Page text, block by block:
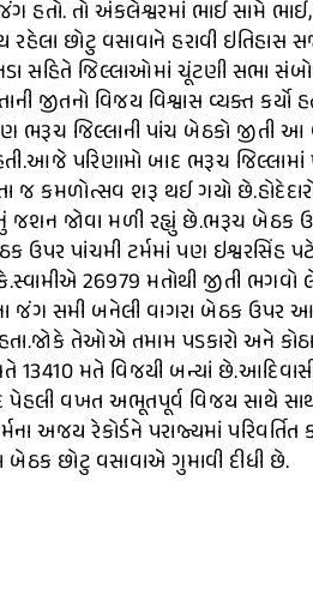
જંગ હતો. તો અંકલેશ્વરમાં ભાઈ સામે
છોટુ વસાવાને હરાવી ઇતિહાસ
નડા સહિતે જિલ્લાઓમાં ચૂંટણી સભા
જીતનો વિજય વિશ્વાસ વ્યક્ત કર્યો
ભરૂચ જિલ્લાની પાંચ બેઠકો જીતી આ
પરિણામો બાદ ભરૂચ
કમળોત્સવ શરૂ થઈ ગયો
જોવા મળી રહ્યું છે.ભરૂચ બેઠક
પાંચમી ટર્મમાં પણ ઇશ્વરસિંહ
26979 મતોથી જીતી
જંગ સમી બનેલી વાગરા બેઠક
તેઓએ તમામ પડકારો અને કોઠા
13410 મતે વિજયી બન્યાં
વખત અભૂતપૂર્વ વિજય સાથે
અજય રેકોર્ડને પરાજ્યમાં પરિવર્તિત
છોટુ વસાવાએ ગુમાવી દીધી છે.